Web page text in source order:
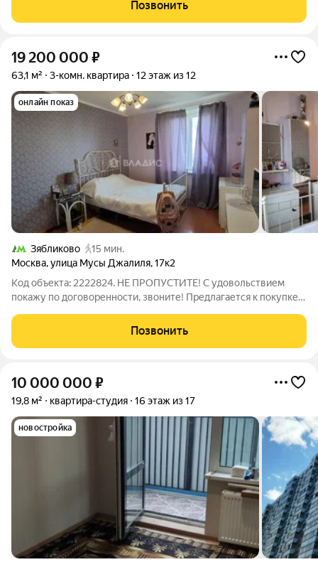
много. Покупали у застройщика,
Позвонить
19 200 000 ₽
63,1 м² 3-комн. квартира 12 этаж из 12
онлайн показ
Зябликово
15 мин.
Москва,улица Мусы Джалиля,17к2
Код объекта: 2222824. НЕ ПРОПУСТИТЕ! С удовольствием
покажу по договоренности, звоните! Предлагается к покупке
Квартира распашной планировки, окна выходят на две стороны
во дворы, утопающие в
Позвонить
10 000 000 ₽
19,8 м² квартира-студия 16 этаж из 17
новостройка